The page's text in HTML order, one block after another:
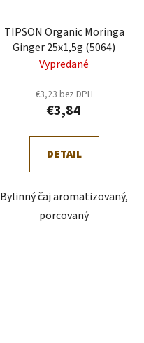
TIPSON Organic Moringa
Ginger 25x1,5g (5064)
Vypredané
€3,23 bez DPH
€3,84
DETAIL
Bylinný čaj aromatizovaný,
porcovaný